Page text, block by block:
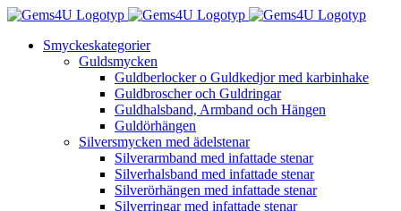
Fortsätt
innehålletSmyckeskategorier
Guldsmycken
Guldberlocker o Guldkedjor med karbinhake
Guldbroscher och Guldringar
Guldhalsband, Armband och Hängen
Guldörhängen
Silversmycken med ädelstenar
Silverarmband med infattade stenar
Silverhalsband med infattade stenar
Silverörhängen med infattade stenar
Silverringar med infattade stenar